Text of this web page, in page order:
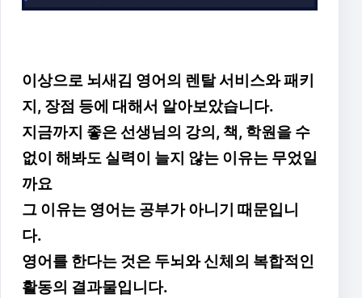
이상으로 뇌새김 영어의 렌탈 서비스와 패키
지, 장점 등에 대해서 알아보았습니다.
지금까지 좋은 선생님의 강의, 책, 학원을 수
없이 해봐도 실력이 늘지 않는 이유는 무었일
까요
그 이유는 영어는 공부가 아니기 때문입니
다.
영어를 한다는 것은 두뇌와 신체의 복합적인
활동의 결과물입니다.